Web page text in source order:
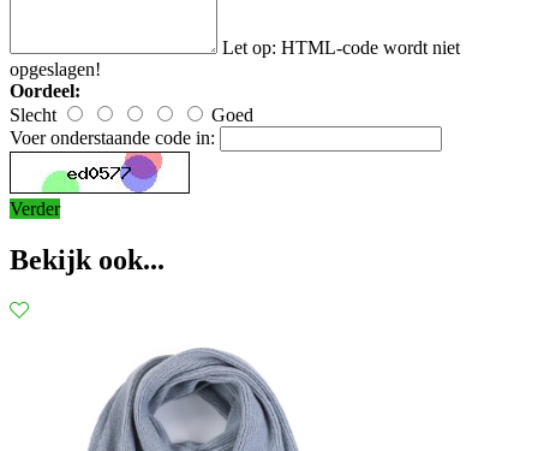
Let op: HTML-code wordt niet
opgeslagen!
Oordeel:
Slecht
Goed
Voer onderstaande code in:
Verder
Bekijk ook...